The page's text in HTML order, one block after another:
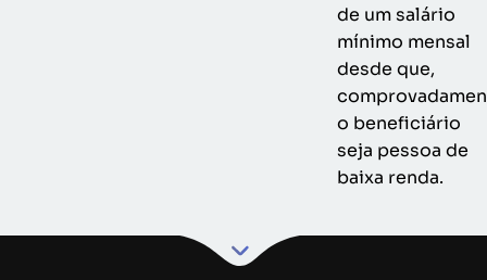
de um salário
mínimo mensal
desde que,
o beneficiário
seja pessoa de
baixa renda.